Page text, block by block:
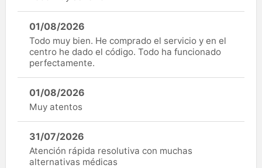
01/08/2026
Todo muy bien. He comprado el servicio y en el
centro he dado el código. Todo ha funcionado
perfectamente.
01/08/2026
Muy atentos
31/07/2026
Atención rápida resolutiva con muchas
alternativas médicas